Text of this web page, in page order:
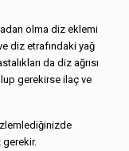
olma diz ek­lemi
diz etrafın­daki yağ
da diz ağrısı
gere­kirse ilaç ve
gerekir.